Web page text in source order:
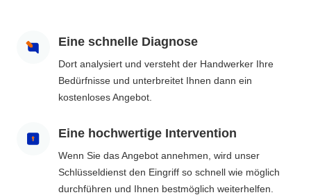
Eine schnelle Diagnose
Dort analysiert und versteht der Handwerker Ihre
Bedürfnisse und unterbreitet Ihnen dann ein
kostenloses Angebot.
Eine hochwertige Intervention
Wenn Sie das Angebot annehmen, wird unser
Schlüsseldienst den Eingriff so schnell wie möglich
durchführen und Ihnen bestmöglich weiterhelfen.